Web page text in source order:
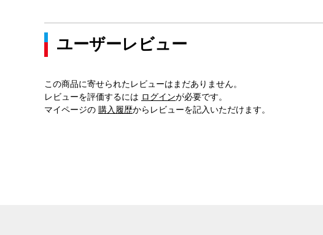
ユーザーレビュー
この商品に寄せられたレビューはまだありません。
レビューを評価するには ログインが必要です。
マイページの 購入履歴からレビューを記入いただけます。